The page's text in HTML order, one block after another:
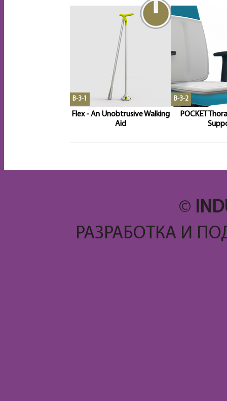
B-3-1
Flex - An Unobtrusive Walking
Aid
B-3-2
POCKET
©
РАЗРАБОТКА И